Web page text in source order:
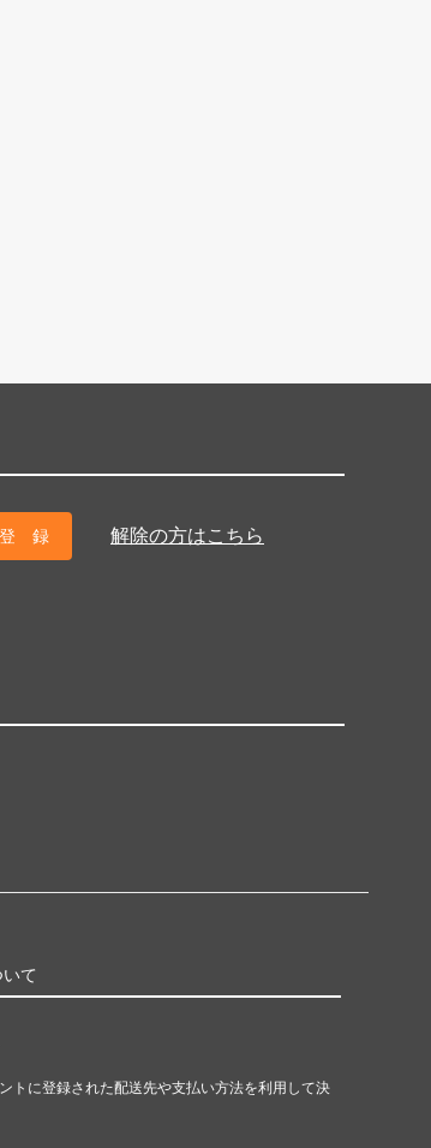
解除の方はこちら
て
トに登録された配送先や支払い方法を利用して決